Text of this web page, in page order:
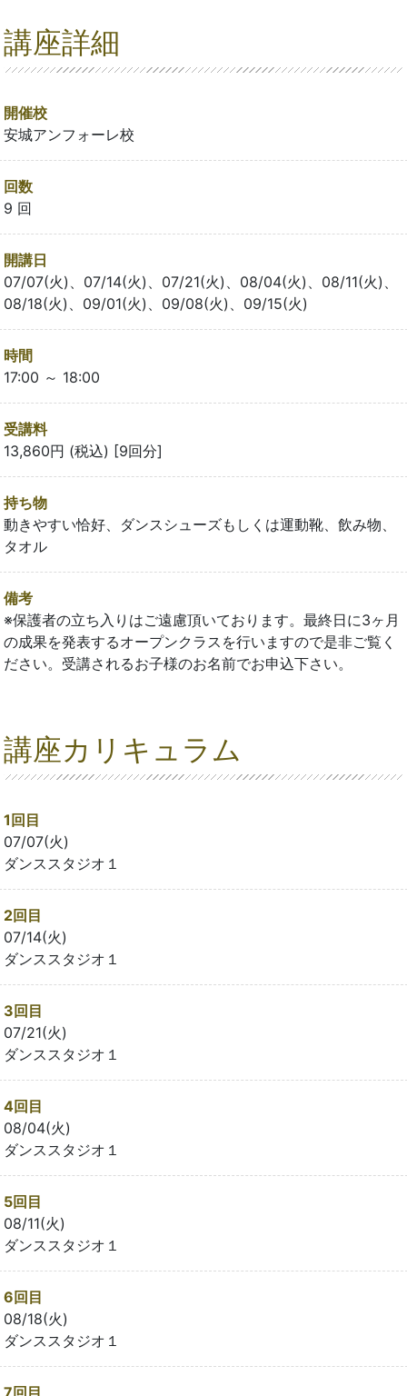
講座詳細
開催校
安城アンフォーレ校
回数
9 回
開講日
07/07(火)、07/14(火)、07/21(火)、08/04(火)、08/11(火)、
08/18(火)、09/01(火)、09/08(火)、09/15(火)
時間
17:00 ～ 18:00
受講料
13,860円 (税込) [9回分]
持ち物
動きやすい恰好、ダンスシューズもしくは運動靴、飲み物、
タオル
備考
※保護者の立ち入りはご遠慮頂いております。最終日に3ヶ月
の成果を発表するオープンクラスを行いますので是非ご覧く
ださい。受講されるお子様のお名前でお申込下さい。
講座カリキュラム
1回目
07/07(火)
ダンススタジオ１
2回目
07/14(火)
ダンススタジオ１
3回目
07/21(火)
ダンススタジオ１
4回目
08/04(火)
ダンススタジオ１
5回目
08/11(火)
ダンススタジオ１
6回目
08/18(火)
ダンススタジオ１
7回目